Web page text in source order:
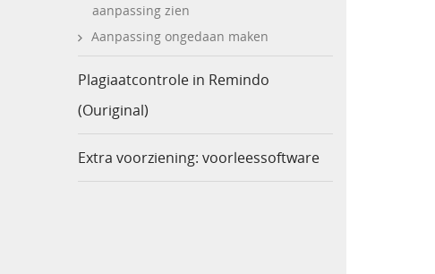
aanpassing zien
Aanpassing ongedaan maken
Plagiaatcontrole in Remindo
(Ouriginal)
Extra voorziening: voorleessoftware